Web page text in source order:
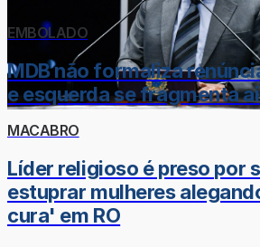
EMBOLADO
MDB não formaliza
e esquerda se fragmenta
MACABRO
Líder religioso é preso por
estuprar mulheres
cura' em RO